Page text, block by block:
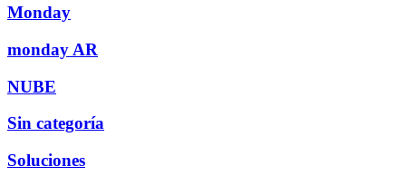
Monday
monday AR
NUBE
Sin categoría
Soluciones